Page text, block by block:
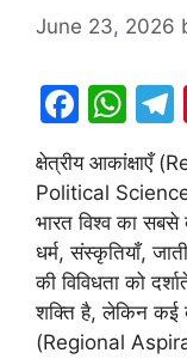
June 23, 2026
F
c
e
b
o
o
W
h
at
s
A
p
p
क्षेत्रीय आकांक्षाएँ
Political
भारत विश्व का
धर्म, संस्कृतियाँ,
की विविधता को
शक्ति है, लेकिन कई
(Regional